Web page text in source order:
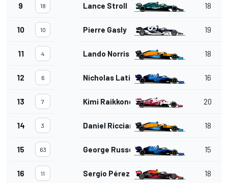
9 18 Lance Stroll 18
10 10 Pierre Gasly 19
11 4 Lando Norris 18
12 6 Nicholas Latifi 16
13 7 Kimi Raikkonen 20
14 3 Daniel Ricciardo 18
15 63 George Russell 15
16 11 Sergio Pérez 18